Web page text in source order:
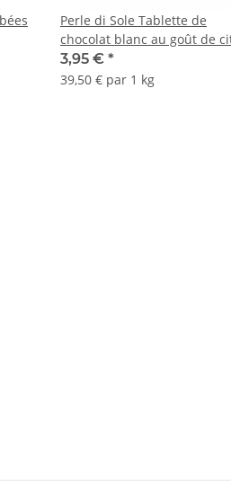
Perle di Sole Tablette de
chocolat blanc au goût de
3,95 € *
39,50 € par 1 kg